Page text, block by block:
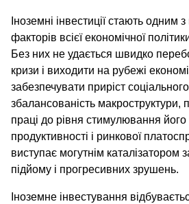
Іноземні інвестиції стають одним
факторів всієї економічної
Без них не удається швидко
кризи і виходити на рубежі
забезпечувати приріст
збалансованість макроструктури,
праці до рівня стимулювання його
продуктивності і ринкової
виступає могутнім каталізатором
підйому і прогресивних зрушень.
Іноземне інвестування